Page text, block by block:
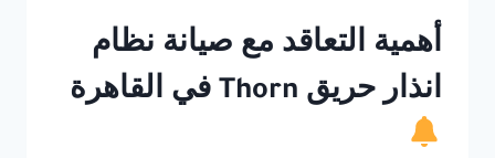
أهمية التعاقد مع صيانة نظام
انذار حريق Thorn في القاهرة